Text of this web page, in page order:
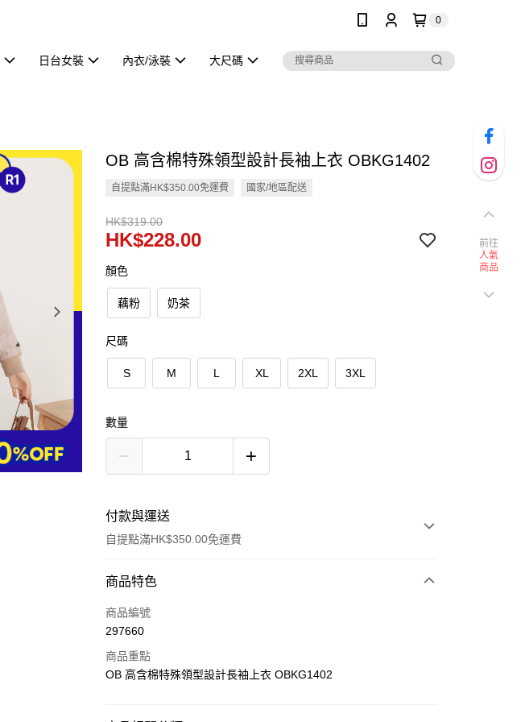
0
日台女裝 內衣/泳裝 大尺碼
OB 高含棉特殊領型設計長袖上衣 OBKG1402
自提點滿HK$350.00免運費 國家/地區配送
HK$319.00
HK$228.00
顏色
藕粉 奶茶
尺碼
S M L XL 2XL 3XL
數量
付款與運送
自提點滿HK$350.00免運費
付款方式
信用卡
AlipayHK
商品特色
商品編號
297660
商品重點
OB 高含棉特殊領型設計長袖上衣 OBKG1402
前往
人氣
商品